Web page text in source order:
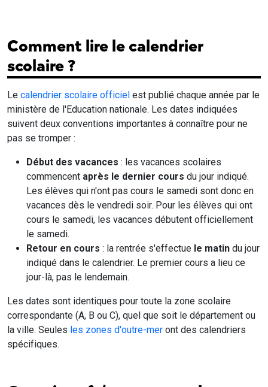
Comment lire le calendrier
scolaire ?
Le calendrier scolaire officiel est publié chaque année par le
ministère de l'Education nationale. Les dates indiquées
suivent deux conventions importantes à connaître pour ne
pas se tromper :
Début des vacances : les vacances scolaires
commencent après le dernier cours du jour indiqué.
Les élèves qui n'ont pas cours le samedi sont donc en
vacances dès le vendredi soir. Pour les élèves qui ont
cours le samedi, les vacances débutent officiellement
le samedi.
Retour en cours : la rentrée s'effectue le matin du jour
indiqué dans le calendrier. Le premier cours a lieu ce
jour-là, pas le lendemain.
Les dates sont identiques pour toute la zone scolaire
correspondante (A, B ou C), quel que soit le département ou
la ville. Seules les zones d'outre-mer ont des calendriers
spécifiques.